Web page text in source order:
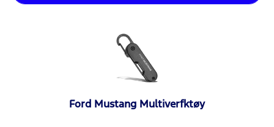
Ford Mustang Multiverfktøy